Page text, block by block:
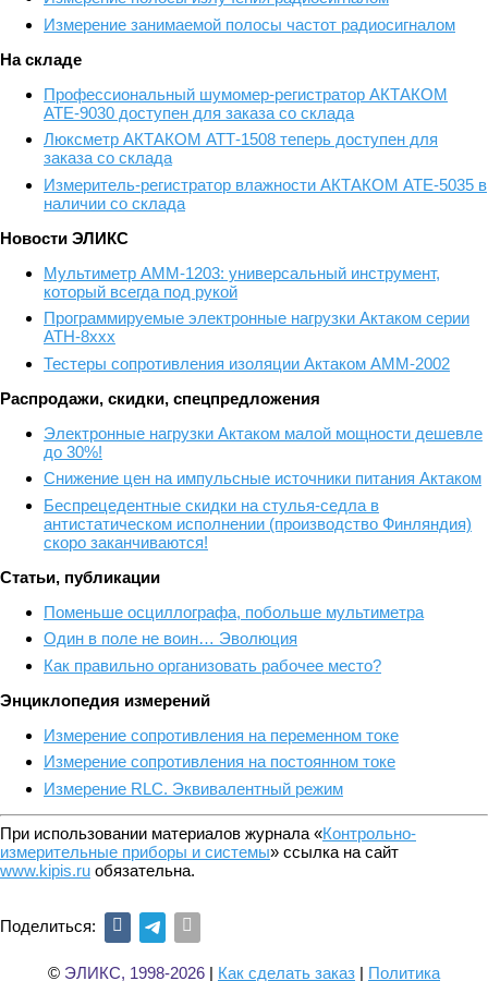
Измерение занимаемой полосы частот радиосигналом
На складе
Профессиональный шумомер-регистратор АКТАКОМ
АТЕ-9030 доступен для заказа со склада
Люксметр АКТАКОМ АТТ-1508 теперь доступен для
заказа со склада
Измеритель-регистратор влажности АКТАКОМ АТЕ-5035 в
наличии со склада
Новости ЭЛИКС
Мультиметр АММ-1203: универсальный инструмент,
который всегда под рукой
Программируемые электронные нагрузки Актаком серии
АТН-8ххх
Тестеры сопротивления изоляции Актаком АММ-2002
Распродажи, скидки, спецпредложения
Электронные нагрузки Актаком малой мощности дешевле
до 30%!
Снижение цен на импульсные источники питания Актаком
Беспрецедентные скидки на стулья-седла в
антистатическом исполнении (производство Финляндия)
скоро заканчиваются!
Статьи, публикации
Поменьше осциллографа, побольше мультиметра
Один в поле не воин… Эволюция
Как правильно организовать рабочее место?
Энциклопедия измерений
Измерение сопротивления на переменном токе
Измерение сопротивления на постоянном токе
Измерение RLС. Эквивалентный режим
При использовании материалов журнала «Контрольно-
измерительные приборы и системы» ссылка на сайт
www.kipis.ru обязательна.
Поделиться:
© ЭЛИКС, 1998-2026 | Как сделать заказ | Политика